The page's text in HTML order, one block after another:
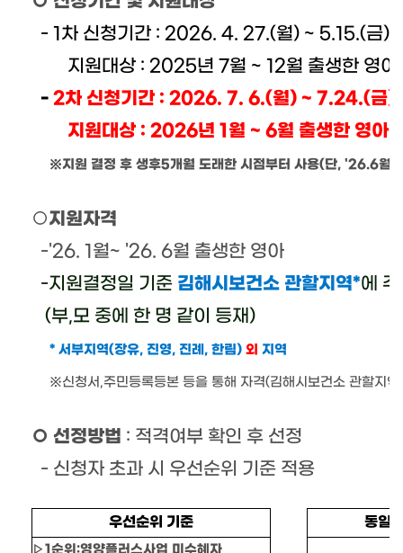
- 1 차 신청기간 : 2026. 4. 27.(월) ~ 5.15.(금)
지원대상 : 2025년 7월 ~ 12월 출생한 영아
- 2차 신청기간 : 2026. 7. 6.(월) ~ 7.24.(금)
지원대상 : 2026년 1 월 ~ 6월 출생한 영아
※지원 결정 후 생후5개월 도래한 시점부터 사용(단, '26.6월
○지원자격
-'26. 1 월~ '26. 6월 출생한 영아
-지원결정일 기준 김해시보건소 관할지역*에
(부,모 중에 한 명 같이 등재 )
* 서부지역(장유, 진영, 진례 , 한림) 외 지역
※신청서 ,주민등록등본 등을 통해 자격(김해시보건소 관할지
○ 선정방법 : 적격여부 확인 후 선정
- 신청자 초과 시 우선순위 기준 적용
우선순위 기준 동일
▷1 순위 :영양플러스사업 미수혜자